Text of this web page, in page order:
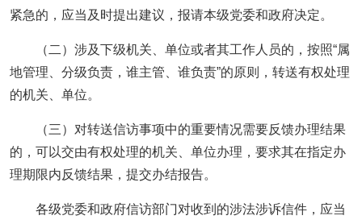
紧急的，应当及时提出建议，报请本级党委和政府决定。
（二）涉及下级机关、单位或者其工作人员的，按照“属
地管理、分级负责，谁主管、谁负责”的原则，转送有权处理
的机关、单位。
（三）对转送信访事项中的重要情况需要反馈办理结果
的，可以交由有权处理的机关、单位办理，要求其在指定办
理期限内反馈结果，提交办结报告。
各级党委和政府信访部门对收到的涉法涉诉信件，应当